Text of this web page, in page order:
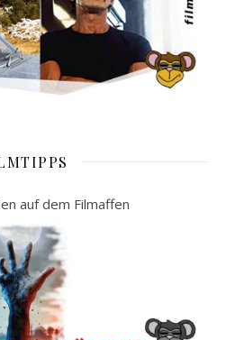
auf dem Filmaffen